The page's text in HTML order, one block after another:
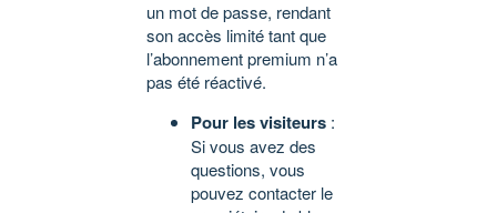
un mot de passe, rendant
son accès limité tant que
l’abonnement premium n’a
pas été réactivé.
Pour les visiteurs :
Si vous avez des
questions, vous
pouvez contacter le